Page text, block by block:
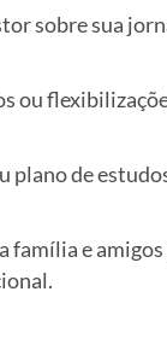
sobre sua
ou
plano de
família e